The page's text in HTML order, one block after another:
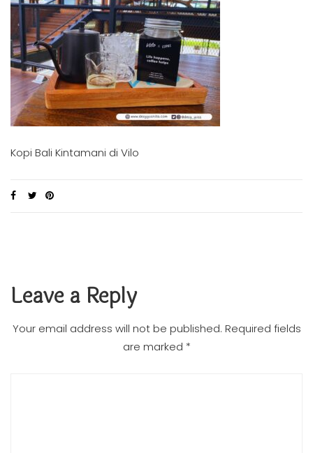
Kopi Bali Kintamani di Vilo
Leave a Reply
Your email address will not be published. Required fields
are marked *